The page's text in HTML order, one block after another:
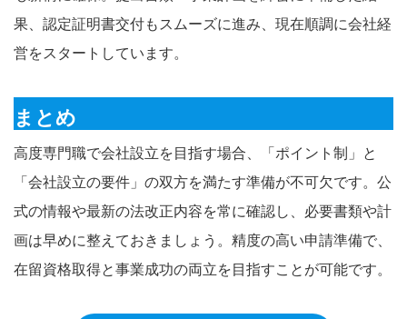
果、認定証明書交付もスムーズに進み、現在順調に会社経
営をスタートしています。
まとめ
高度専門職で会社設立を目指す場合、「ポイント制」と
「会社設立の要件」の双方を満たす準備が不可欠です。公
式の情報や最新の法改正内容を常に確認し、必要書類や計
画は早めに整えておきましょう。精度の高い申請準備で、
在留資格取得と事業成功の両立を目指すことが可能です。